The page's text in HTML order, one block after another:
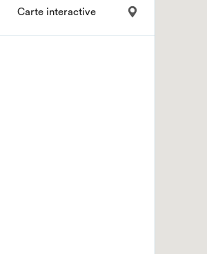
Carte interactive